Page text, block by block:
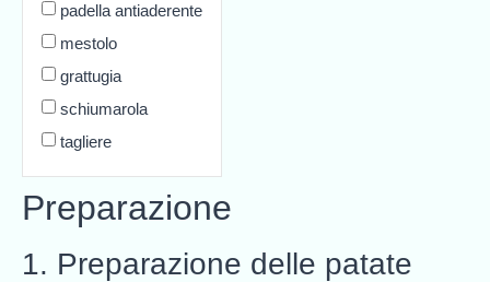
padella antiaderente
mestolo
grattugia
schiumarola
tagliere
Preparazione
1. Preparazione delle patate